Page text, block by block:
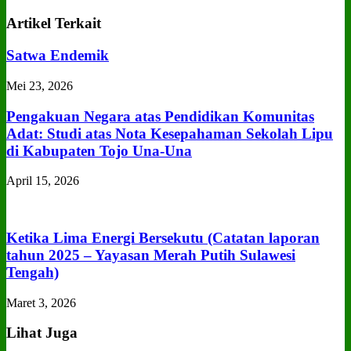
Artikel Terkait
Satwa Endemik
Mei 23, 2026
Pengakuan Negara atas Pendidikan Komunitas
Adat: Studi atas Nota Kesepahaman Sekolah Lipu
di Kabupaten Tojo Una‑Una
April 15, 2026
Ketika Lima Energi Bersekutu (Catatan laporan
tahun 2025 – Yayasan Merah Putih Sulawesi
Tengah)
Maret 3, 2026
Lihat Juga